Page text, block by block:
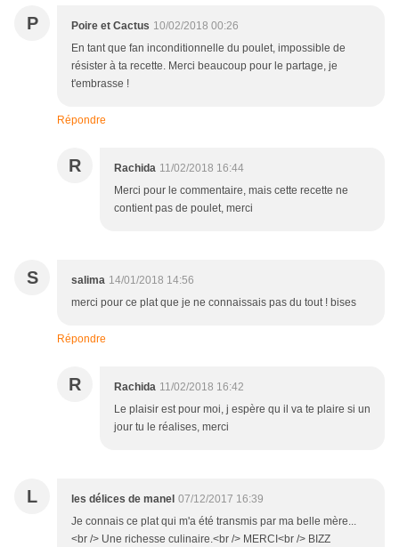
P Poire et Cactus 10/02/2018 00:26
En tant que fan inconditionnelle du poulet, impossible de
résister à ta recette. Merci beaucoup pour le partage, je
t'embrasse !
Répondre
R Rachida 11/02/2018 16:44
Merci pour le commentaire, mais cette recette ne
contient pas de poulet, merci
S salima 14/01/2018 14:56
merci pour ce plat que je ne connaissais pas du tout ! bises
Répondre
R Rachida 11/02/2018 16:42
Le plaisir est pour moi, j espère qu il va te plaire si un
jour tu le réalises, merci
L les délices de manel 07/12/2017 16:39
Je connais ce plat qui m'a été transmis par ma belle mère...
<br /> Une richesse culinaire.<br /> MERCI<br /> BIZZ